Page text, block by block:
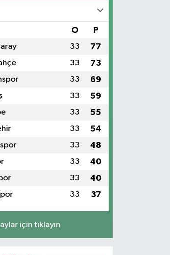
O P
33 77
33 73
33 69
33 59
33 55
33 54
33 48
33 40
33 40
33 37
için tıklayın